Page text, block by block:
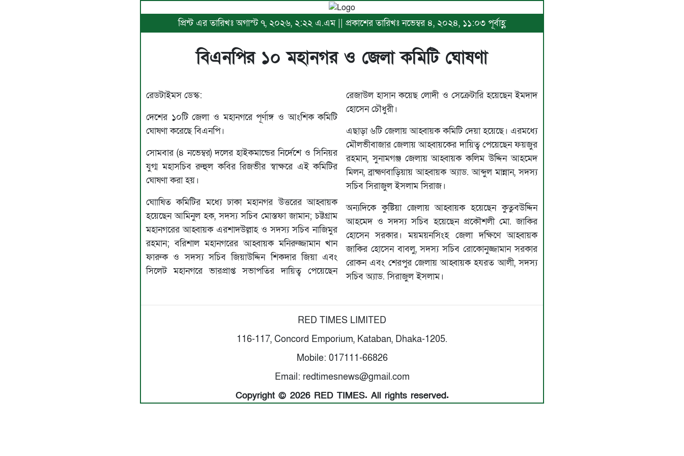
প্রিন্ট এর তারিখঃ অগাস্ট ৭, ২০২৬, ২:২২ এ.এম || প্রকাশের তারিখঃ নভেম্বর ৪, ২০২৪, ১১:০৩ পূর্বাহ্ণ
বিএনপির ১০ মহানগর ও জেলা কমিটি ঘোষণা
রেডটাইমস ডেস্ক:
দেশের ১০টি জেলা ও মহানগরে পূর্ণাঙ্গ ও আংশিক কমিটি
ঘোষণা করেছে বিএনপি।
সোমবার (৪ নভেম্বর) দলের হাইকমান্ডের নির্দেশে ও সিনিয়র
যুগ্ম মহাসচিব রুহুল কবির রিজভীর স্বাক্ষরে এই কমিটির
ঘোষণা করা হয়।
ঘোাষিত কমিটির মধ্যে ঢাকা মহানগর উত্তরের আহ্বায়ক
হয়েছেন আমিনুল হক, সদস্য সচিব মোস্তফা জামান; চট্টগ্রাম
মহানগরের আহ্বায়ক এরশাদউল্লাহ ও সদস্য সচিব নাজিমুর
রহমান; বরিশাল মহানগরের আহ্বায়ক মনিরুজ্জামান খান
ফারুক ও সদস্য সচিব জিয়াউদ্দিন শিকদার জিয়া এবং
সিলেট মহানগরে ভারপ্রাপ্ত সভাপতির দায়িত্ব পেয়েছেন
রেজাউল হাসান কয়েছ লোদী ও সেক্রেটারি হয়েছেন ইমদাদ
হোসেন চৌধুরী।
এছাড়া ৬টি জেলায় আহ্বায়ক কমিটি দেয়া হয়েছে। এরমধ্যে
মৌলভীবাজার জেলায় আহ্বায়কের দায়িত্ব পেয়েছেন ফয়জুর
রহমান, সুনামগঞ্জ জেলায় আহ্বায়ক কলিম উদ্দিন আহমেদ
মিলন, ব্রাহ্মণবাড়িয়ায় আহ্বায়ক অ্যাড. আব্দুল মান্নান, সদস্য
সচিব সিরাজুল ইসলাম সিরাজ।
অন্যদিকে কুষ্টিয়া জেলায় আহ্বায়ক হয়েছেন কুতুবউদ্দিন
আহমেদ ও সদস্য সচিব হয়েছেন প্রকৌশলী মো. জাকির
হোসেন সরকার। ময়ময়নসিংহ জেলা দক্ষিণে আহ্বায়ক
জাকির হোসেন বাবলু, সদস্য সচিব রোকোনুজ্জামান সরকার
রোকন এবং শেরপুর জেলায় আহ্বায়ক হযরত আলী, সদস্য
সচিব অ্যাড. সিরাজুল ইসলাম।
RED TIMES LIMITED
116-117, Concord Emporium, Kataban, Dhaka-1205.
Mobile: 017111-66826
Email: redtimesnews@gmail.com
Copyright © 2026 RED TIMES. All rights reserved.